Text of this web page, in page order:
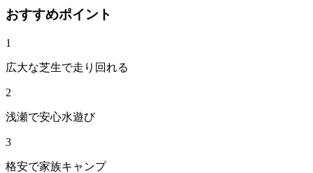
おすすめポイント
1
広大な芝生で走り回れる
2
浅瀬で安心水遊び
3
格安で家族キャンプ